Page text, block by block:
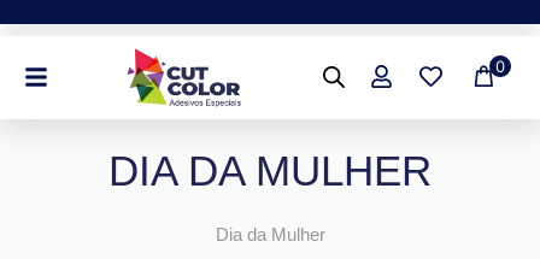
0
DIA DA MULHER
Dia da Mulher